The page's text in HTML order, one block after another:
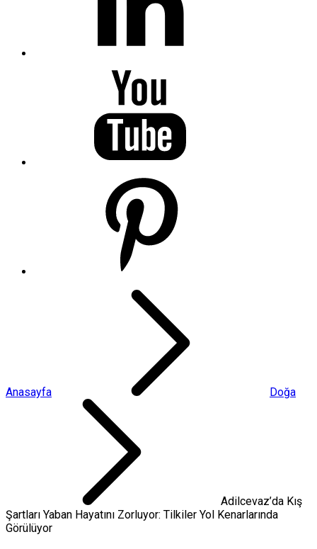
Anasayfa Doğa
Adilcevaz’da Kış
Şartları Yaban Hayatını Zorluyor: Tilkiler Yol Kenarlarında
Görülüyor